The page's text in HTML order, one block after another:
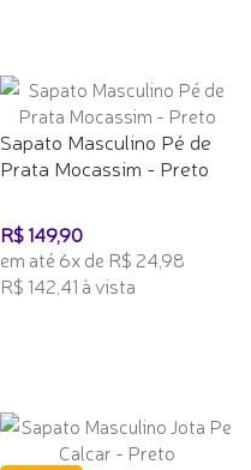
Sapato Masculino Pé de
Prata Mocassim - Preto
R$ 149,90
em até 6x de R$ 24,98
R$ 142,41 à vista